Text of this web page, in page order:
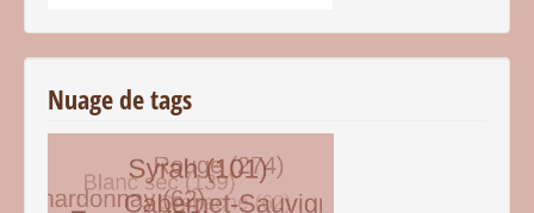
Nuage de tags